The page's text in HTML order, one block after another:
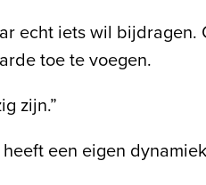
echt iets wil
toe te voegen.
zijn.”
een eigen